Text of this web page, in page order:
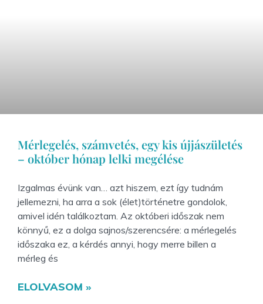
Mérlegelés, számvetés, egy kis újjászületés
– október hónap lelki megélése
Izgalmas évünk van… azt hiszem, ezt így tudnám
jellemezni, ha arra a sok (élet)történetre gondolok,
amivel idén találkoztam. Az októberi időszak nem
könnyű, ez a dolga sajnos/szerencsére: a mérlegelés
időszaka ez, a kérdés annyi, hogy merre billen a
mérleg és
ELOLVASOM »